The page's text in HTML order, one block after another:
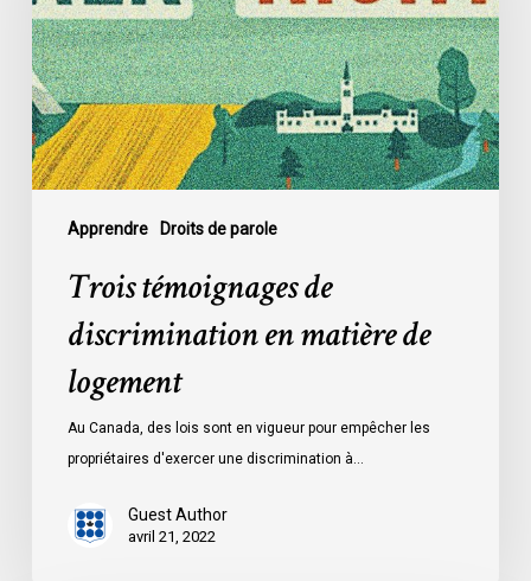
Apprendre Droits de parole
en
matière
de
logement
Trois témoignages de
discrimination en matière de
logement
Au Canada, des lois sont en vigueur pour empêcher les
propriétaires d'exercer une discrimination à…
Guest Author
avril 21, 2022